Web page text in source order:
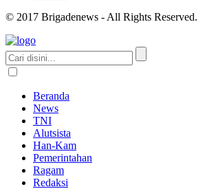
© 2017 Brigadenews - All Rights Reserved.
Beranda
News
TNI
Alutsista
Han-Kam
Pemerintahan
Ragam
Redaksi